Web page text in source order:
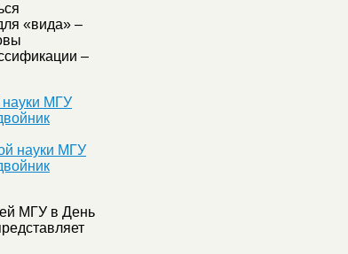
«вида» –
–
науки МГУ
МГУ в День